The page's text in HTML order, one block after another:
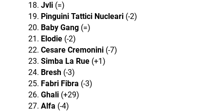
Jvli (=)
Pinguini Tattici Nucleari(-2)
Baby Gang(=)
Elodie(-2)
Cesare Cremonini(-7)
Simba La Rue(+1)
Bresh(-3)
Fabri Fibra (-3)
Ghali(+29)
Alfa (-4)